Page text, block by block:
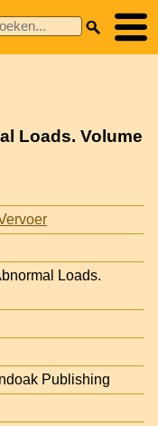
Loads. Volume
Loads.
Publishing